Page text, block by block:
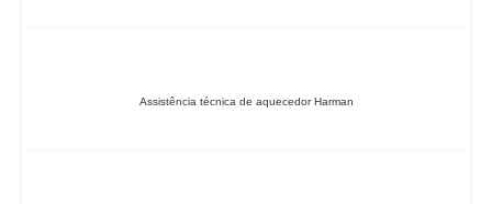
Assistência técnica de aquecedor Harman